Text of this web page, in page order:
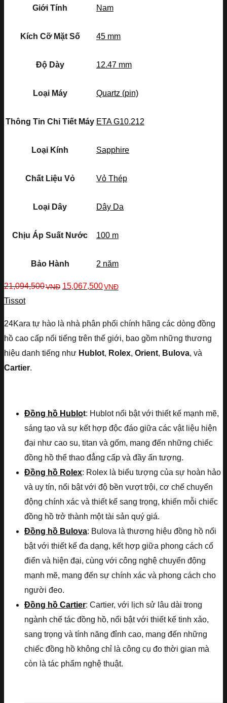
Giới Tính Nam
Kích Cỡ Mặt Số 45 mm
Độ Dày 12.47 mm
Loại Máy Quartz (pin)
Thông Tin Chi Tiết Máy ETA G10.212
Loại Kính Sapphire
Chất Liệu Vỏ Vỏ Thép
Loại Dây Dây Da
Chịu Áp Suất Nước 100 m
Bảo Hành 2 năm
21,094,500VNĐ 15,067,500VNĐ
Tissot
24Kara tự hào là nhà phân phối chính hãng các dòng đồng
hồ cao cấp nổi tiếng trên thế giới, bao gồm những thương
hiệu danh tiếng như Hublot, Rolex, Orient, Bulova, và
Cartier.
Đồng hồ Hublot: Hublot nổi bật với thiết kế mạnh mẽ,
sáng tạo và sự kết hợp độc đáo giữa các vật liệu hiện
đại như cao su, titan và gốm, mang đến những chiếc
đồng hồ thể thao đẳng cấp và đầy ấn tượng.
Đồng hồ Rolex: Rolex là biểu tượng của sự hoàn hảo
và uy tín, nổi bật với độ bền vượt trội, cơ chế chuyển
động chính xác và thiết kế sang trọng, khiến mỗi chiếc
đồng hồ trở thành một tài sản quý giá.
Đồng hồ Bulova: Bulova là thương hiệu đồng hồ nổi
bật với thiết kế đa dạng, kết hợp giữa phong cách cổ
điển và hiện đại, cùng với công nghệ chuyển động
mạnh mẽ, mang đến sự chính xác và phong cách cho
người đeo.
Đồng hồ Cartier: Cartier, với lịch sử lâu dài trong
ngành chế tác đồng hồ, nổi bật với thiết kế tinh xảo,
sang trọng và tính năng đỉnh cao, mang đến những
chiếc đồng hồ không chỉ là công cụ đo thời gian mà
còn là tác phẩm nghệ thuật.